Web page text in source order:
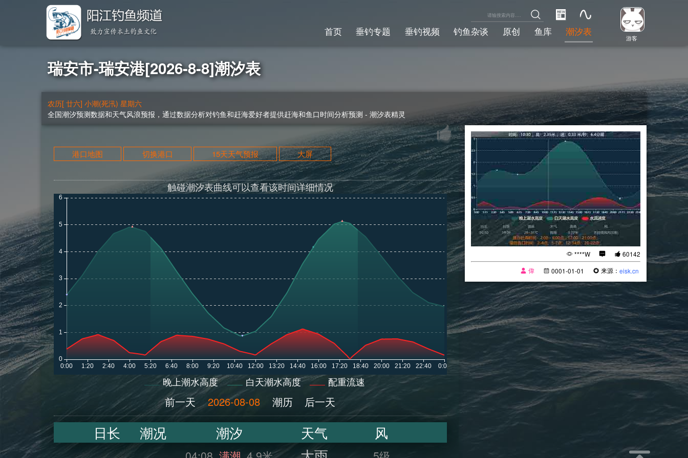
游客
首页 垂钓专题 垂钓视频 钓鱼杂谈 原创 鱼库 潮汐表
瑞安市-瑞安港[2026-8-8]潮汐表
农历[ 廿六] 小潮(死汛) 星期六
全国潮汐预测数据和天气风浪预报，通过数据分析对钓鱼和赶海爱好者提供赶海和鱼口时间分析预测 - 潮汐表精灵
港口地图 切换港口 15天天气预报 大屏
触碰潮汐表曲线可以查看该时间详细情况
晚上潮水高度 白天潮水高度 配重流速
前一天 2026-08-08 潮历 后一天
日长 潮况 潮汐 天气 风
****W
60142
偉
0001-01-01 来源：eisk.cn